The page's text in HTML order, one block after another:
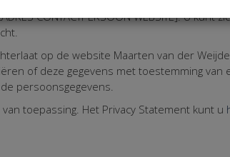
CONTACTPERSOON WEBSITE]. U
op de website Maarten van der
of deze gegevens met toestemming van
persoonsgegevens.
toepassing. Het Privacy Statement kunt u